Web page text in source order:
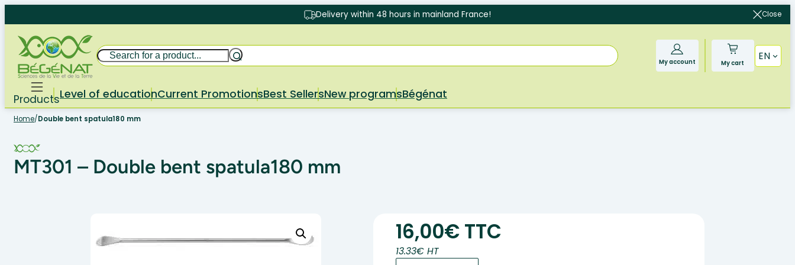
to
content
Close
Delivery within 48 hours in mainland France!
My account My cart
EN
Products
Search
Level of educationCurrent PromotionsBest SellersNew programsBégénat
Home/Double bent spatula180 mm
MT301 – Double bent spatula180 mm
16,00€ TTC
13.33€ HT